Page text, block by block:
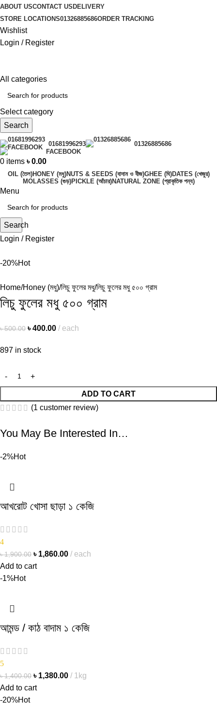
ABOUT USCONTACT US DELIVERY
STORE LOCATIONS01326885686ORDER TRACKING
Wishlist
Login / Register
All categories
Select category
Search
01681996293
01326885686
FACEBOOK
0 items ৳0.00
OIL (তৈল)HONEY (মধু)NUTS & SEEDS (বাদাম ও বীজ)GHEE (ঘি)DATES (খেজুর)
MOLASSES (গুড়)PICKLE (আঁচার)NATURAL ZONE (প্রাকৃতিক পন্য)
Menu
Search
Login / Register
-20%Hot
Home Honey (মধু) লিচু ফুলের মধু লিচু ফুলের মধু ৫০০ গ্রাম
লিচু ফুলের মধু ৫০০ গ্রাম
৳500.00 ৳400.00 each
897 in stock
ADD TO CART
(1 customer review)
You May Be Interested In…
-2%Hot
আখরোট খোসা ছাড়া ১ কেজি
4
৳1,900.00 ৳ 1,860.00
each
Add to cart
-1%Hot
আমন্ড / কাঠ বাদাম ১ কেজি
5
৳1,400.00 ৳ 1,380.00
1kg
Add to cart
-20%Hot